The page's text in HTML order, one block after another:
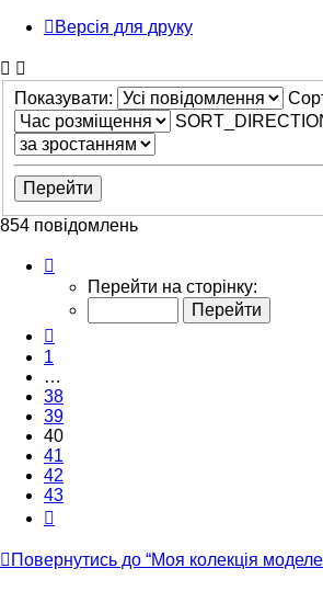
Версія для друку
Показувати:
854 повідомлень
40
43
Перейти на сторінку:
1
…
38
39
40
41
42
43
Повернутись до “Моя колекція